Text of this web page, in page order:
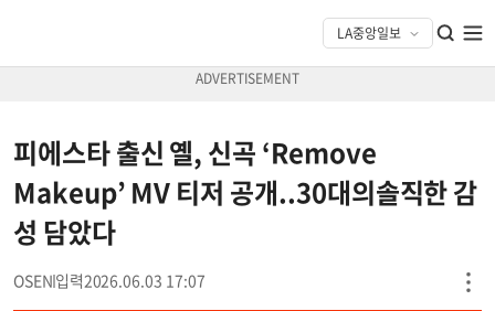
피에스타 출신 옐, 신곡 ‘Remove
Makeup’ MV 티저 공개..30대의솔직한 감
성 담았다
OSEN 2026.06.03 17:07